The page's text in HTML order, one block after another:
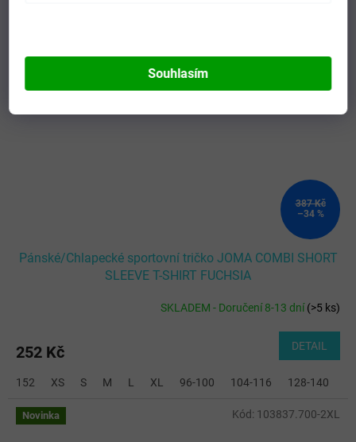
Souhlasím
387 Kč
–34 %
Pánské/Chlapecké sportovní tričko JOMA COMBI SHORT
SLEEVE T-SHIRT FUCHSIA
SKLADEM - Doručení 8-13 dní(>5 ks)
252 Kč DETAIL
152 XS S M L XL 96-100 104-116 128-140
Novinka Kód: 103837.700-2XL